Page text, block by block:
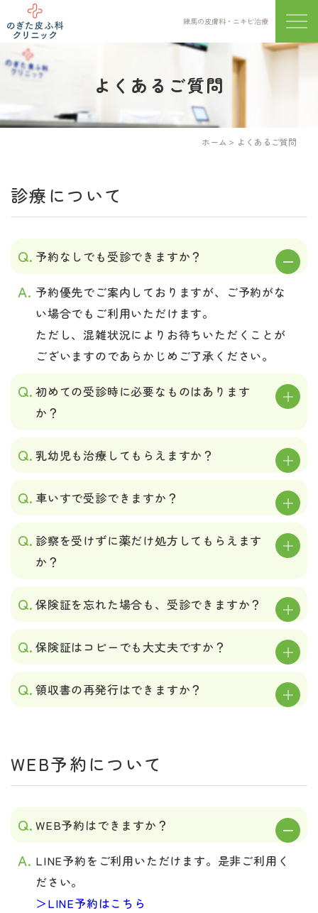
練馬の皮膚科・ニキビ治療 メニ
よくあるご質問
ホーム よくあるご質問
診療について
予約なしでも受診できますか？
予約優先でご案内しておりますが、ご予約がな
い場合でもご利用いただけます。
ただし、混雑状況によりお待ちいただくことが
ございますのであらかじめご了承ください。
初めての受診時に必要なものはあります
か？
乳幼児も治療してもらえますか？
車いすで受診できますか？
診察を受けずに薬だけ処方してもらえます
か？
保険証を忘れた場合も、受診できますか？
保険証はコピーでも大丈夫ですか？
領収書の再発行はできますか？
WEB予約について
WEB予約はできますか？
LINE予約をご利用いただけます。是非ご利用く
ださい。
＞LINE予約はこちら